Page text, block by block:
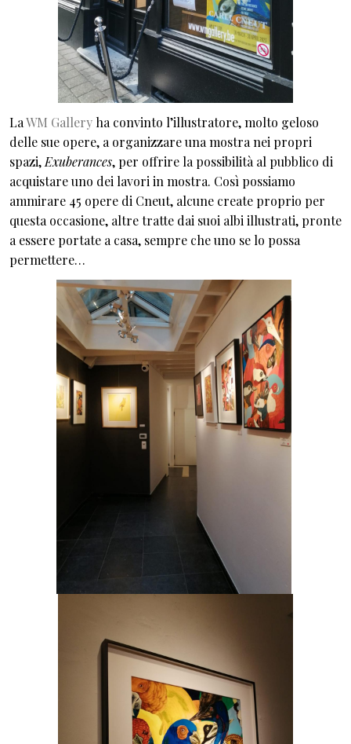
LaWM Gallery ha convinto l’illustratore, molto geloso
delle sue opere, a organizzare una mostra nei propri
spazi, Exuberances, per offrire la possibilità al pubblico di
acquistare uno dei lavori in mostra. Così possiamo
ammirare 45 opere di Cneut, alcune create proprio per
questa occasione, altre tratte dai suoi albi illustrati, pronte
a essere portate a casa, sempre che uno se lo possa
permettere…